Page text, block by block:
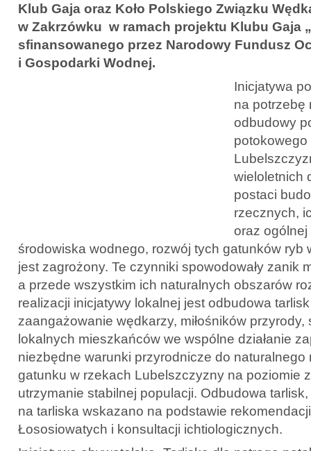
Klub Gaja oraz Koło Polskiego Związku
w Zakrzówku w ramach projektu Klubu Gaja
sfinansowanego przez Narodowy Fundusz
i Gospodarki Wodnej.
Inicjatywa
na potrzebę
odbudowy
wieloletnich
postaci
rzecznych,
oraz
środowiska wodnego, rozwój tych gatunków ryb
jest zagrożony. Te czynniki spowodowały zanik
a przede wszystkim ich naturalnych obszarów
realizacji inicjatywy lokalnej jest odbudowa
zaangażowanie wędkarzy, miłośników
lokalnych mieszkańców we wspólne działanie
niezbędne warunki przyrodnicze do naturalnego
gatunku w rzekach Lubelszczyzny na poziomie
utrzymanie stabilnej populacji. Odbudowa
na tarliska wskazano na podstawie
Łososiowatych i konsultacji ichtiologicznych.